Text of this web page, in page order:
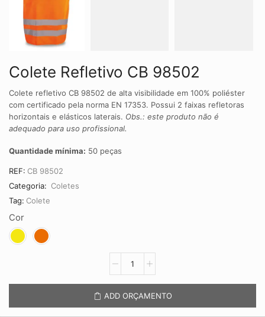
Colete Refletivo CB 98502
Colete refletivo CB 98502 de alta visibilidade em 100% poliéster
com certificado pela norma EN 17353. Possui 2 faixas refletoras
horizontais e elásticos laterais. Obs.: este produto não é
adequado para uso profissional.
Quantidade mínima: 50 peças
REF: CB 98502
Categoria: Coletes
Tag: Colete
Cor
Refletivo
quantidade
ADD ORÇAMENTO